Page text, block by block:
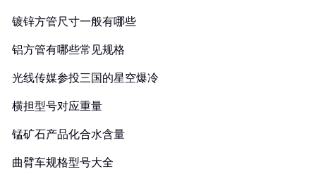
镀锌方管尺寸一般有哪些
铝方管有哪些常见规格
光线传媒参投三国的星空爆冷
横担型号对应重量
锰矿石产品化合水含量
曲臂车规格型号大全